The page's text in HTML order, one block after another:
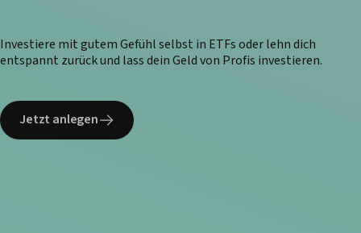
Investiere mit gutem Gefühl selbst in ETFs oder lehn dich
entspannt zurück und lass dein Geld von Profis investieren.
Jetzt anlegen